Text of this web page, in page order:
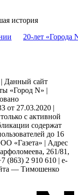
история
20-лет «Города
| Данный сайт
«Город N» |
от 27.03.2020 |
с активной
содержат
до 16
«Газета» | Адрес
261/81,
(863) 2 910 610 | e-
— Тимошенко